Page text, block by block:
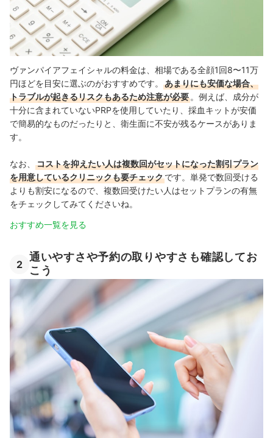
ヴァンパイアフェイシャルの料金は、相場である全顔1回8〜11万
円ほどを目安に選ぶのがおすすめです。
あまりにも安価な場合、
トラブルが起きるリスクもあるため注意が必要 。例えば、成分が
十分に含まれていないPRPを使用していたり、採血キットが安価
で簡易的なものだったりと、衛生面に不安が残るケースがありま
す。
なお、
コストを抑えたい人は複数回がセットになった割引プラン
を用意しているクリニックも要チェックです。単発で数回受ける
よりも割安になるので、複数回受けたい人はセットプランの有無
をチェックしてみてくださいね。
おすすめ一覧を見る
2
通いやすさや予約の取りやすさも確認してお
こう